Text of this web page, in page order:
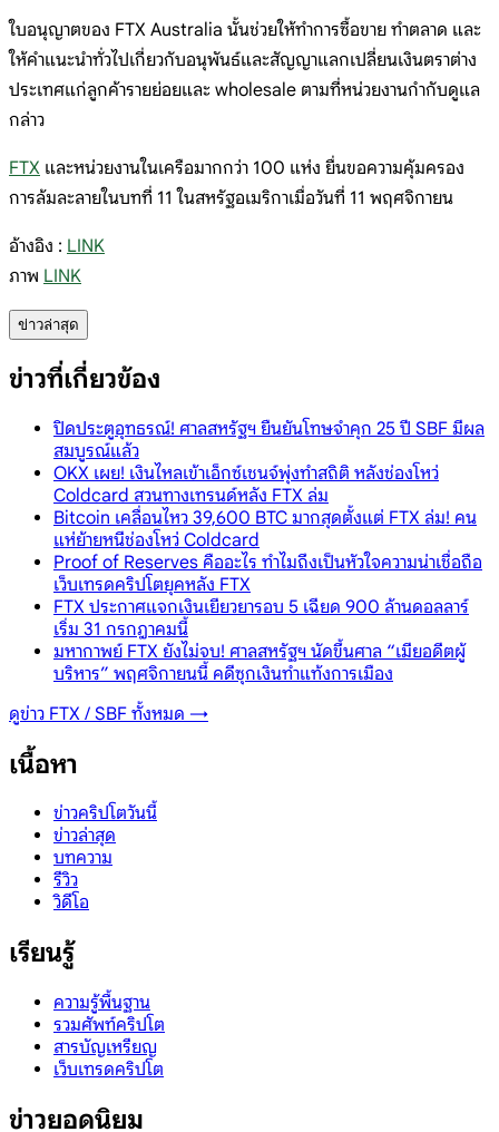
ใบอนุญาตของ FTX Australia นั้นช่วยให้ทำการซื้อขาย ทำตลาด และ
ให้คำแนะนำทั่วไปเกี่ยวกับอนุพันธ์และสัญญาแลกเปลี่ยนเงินตราต่าง
ประเทศแก่ลูกค้ารายย่อยและ wholesale ตามที่หน่วยงานกำกับดูแล
กล่าว
FTX และหน่วยงานในเครือมากกว่า 100 แห่ง ยื่นขอความคุ้มครอง
การล้มละลายในบทที่ 11 ในสหรัฐอเมริกาเมื่อวันที่ 11 พฤศจิกายน
อ้างอิง : LINK
ภาพ LINK
ข่าวล่าสุด
ข่าวที่เกี่ยวข้อง
ปิดประตูอุทธรณ์! ศาลสหรัฐฯ ยืนยันโทษจำคุก 25 ปี SBF มีผล
สมบูรณ์แล้ว
OKX เผย! เงินไหลเข้าเอ็กซ์เชนจ์พุ่งทำสถิติ หลังช่องโหว่
Coldcard สวนทางเทรนด์หลัง FTX ล่ม
Bitcoin เคลื่อนไหว 39,600 BTC มากสุดตั้งแต่ FTX ล่ม! คน
แห่ย้ายหนีช่องโหว่ Coldcard
Proof of Reserves คืออะไร ทำไมถึงเป็นหัวใจความน่าเชื่อถือ
เว็บเทรดคริปโตยุคหลัง FTX
FTX ประกาศแจกเงินเยียวยารอบ 5 เฉียด 900 ล้านดอลลาร์
เริ่ม 31 กรกฎาคมนี้
มหากาพย์ FTX ยังไม่จบ! ศาลสหรัฐฯ นัดขึ้นศาล “เมียอดีตผู้
บริหาร” พฤศจิกายนนี้ คดีซุกเงินทำแท้งการเมือง
ดูข่าว FTX / SBF ทั้งหมด →
เนื้อหา
ข่าวคริปโตวันนี้
ข่าวล่าสุด
บทความ
รีวิว
วิดีโอ
เรียนรู้
ความรู้พื้นฐาน
รวมศัพท์คริปโต
สารบัญเหรียญ
เว็บเทรดคริปโต
ข่าวยอดนิยม